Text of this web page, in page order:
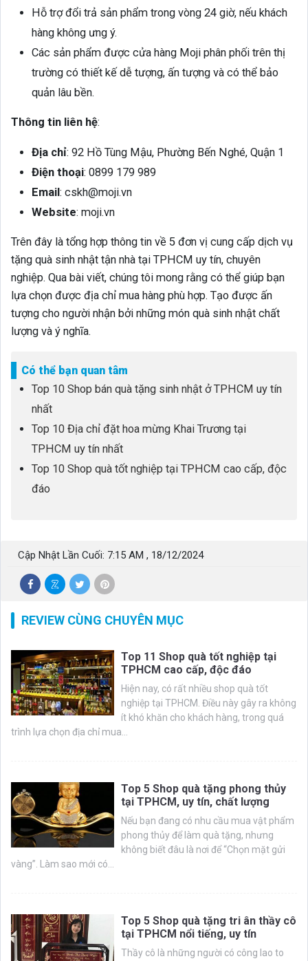
Hỗ trợ đổi trả sản phẩm trong vòng 24 giờ, nếu khách
hàng không ưng ý.
Các sản phẩm được cửa hàng Moji phân phối trên thị
trường có thiết kế dễ tượng, ấn tượng và có thể bảo
quản lâu bền.
Thông tin liên hệ:
Địa chỉ: 92 Hồ Tùng Mậu, Phường Bến Nghé, Quận 1
Điện thoại: 0899 179 989
Email : cskh@moji.vn
Website: moji.vn
Trên đây là tổng hợp thông tin về 5 đơn vị cung cấp dịch vụ
tặng quà sinh nhật tận nhà tại TPHCM uy tín, chuyên
nghiệp. Qua bài viết, chúng tôi mong rằng có thể giúp bạn
lựa chọn được địa chỉ mua hàng phù hợp. Tạo được ấn
tượng cho người nhận bởi những món quà sinh nhật chất
lượng và ý nghĩa.
Có thể bạn quan tâm
Top 10 Shop bán quà tặng sinh nhật ở TPHCM uy tín
nhất
Top 10 Địa chỉ đặt hoa mừng Khai Trương tại
TPHCM uy tín nhất
Top 10 Shop quà tốt nghiệp tại TPHCM cao cấp, độc
đáo
Cập Nhật Lần Cuối: 7:15 AM , 18/12/2024
REVIEW CÙNG CHUYÊN MỤC
Top 11 Shop quà tốt nghiệp tại
TPHCM cao cấp, độc đáo
Hiện nay, có rất nhiều shop quà tốt
nghiệp tại TPHCM. Điều này gây ra không
ít khó khăn cho khách hàng, trong quá
trình lựa chọn địa chỉ mua...
Top 5 Shop quà tặng phong thủy
tại TPHCM, uy tín, chất lượng
Nếu bạn đang có nhu cầu mua vật phẩm
phong thủy để làm quà tặng, nhưng
không biết đâu là nơi để “Chọn mặt gửi
vàng”. Làm sao mới có...
Top 5 Shop quà tặng tri ân thầy cô
tại TPHCM nổi tiếng, uy tín
Thầy cô là những người có công lao to